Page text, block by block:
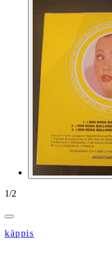
1/2
käppis